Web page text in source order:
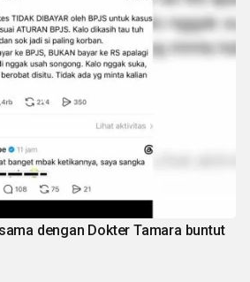
dengan Dokter Tamara buntut